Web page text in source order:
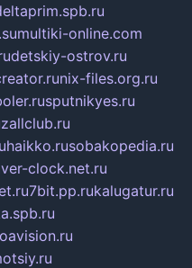
multiki-online.com
detskiy-ostrov.ru
nix-files.org.ru
sputnikyes.ru
zallclub.ru
haikko.rusobakopedia.ru
clock.net.ru
7bit.pp.rukalugatur.ru